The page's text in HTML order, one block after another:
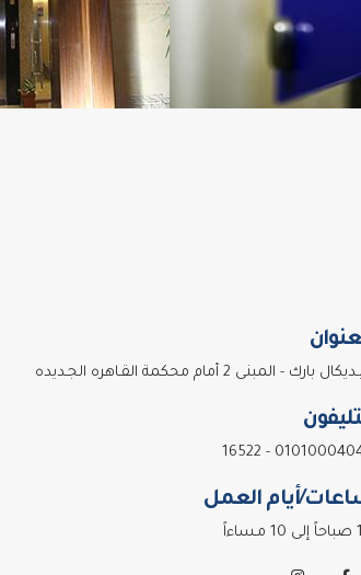
بارك - المبنى 2 أمام محكمة القـاهره الجـديده
01010004044 -
أيام العمل